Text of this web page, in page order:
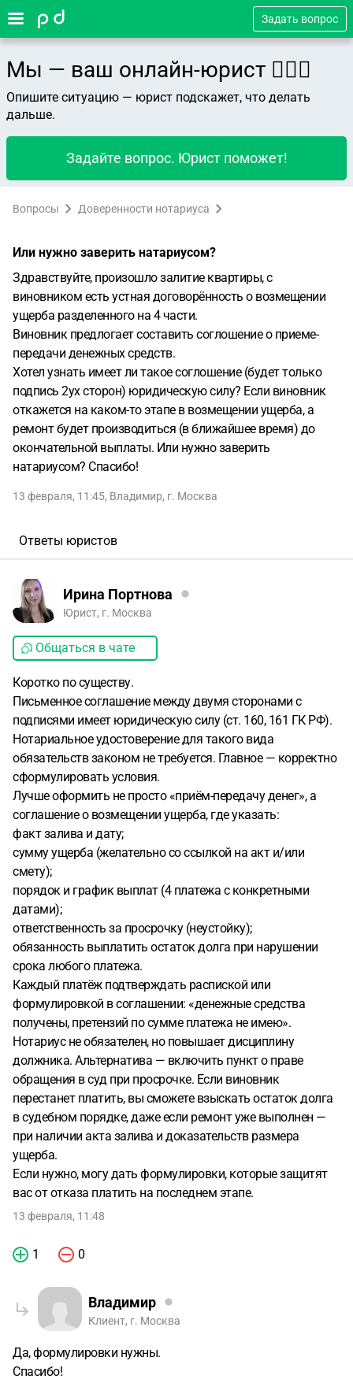
Задать вопрос
Мы — ваш онлайн-юрист 👨🏻‍⚖️
Опишите ситуацию — юрист подскажет, что делать
дальше.
Задайте вопрос. Юрист поможет!
Вопросы Доверенности нотариуса
Или нужно заверить натариусом?
Здравствуйте, произошло залитие квартиры, с
виновником есть устная договорённость о возмещении
ущерба разделенного на 4 части.
Виновник предлогает составить соглошение о приеме-
передачи денежных средств.
Хотел узнать имеет ли такое соглошение (будет только
подпись 2ух сторон) юридическую силу? Если виновник
откажется на каком-то этапе в возмещении ущерба, а
ремонт будет производиться (в ближайшее время) до
окончательной выплаты. Или нужно заверить
натариусом? Спасибо!
13 февраля, 11:45, Владимир, г. Москва
Ответы юристов
Ирина Портнова
Юрист, г. Москва
Общаться в чате
Коротко по существу.
Письменное соглашение между двумя сторонами с
подписями имеет юридическую силу (ст. 160, 161 ГК РФ).
Нотариальное удостоверение для такого вида
обязательств законом не требуется. Главное — корректно
сформулировать условия.
Лучше оформить не просто «приём-передачу денег», а
соглашение о возмещении ущерба, где указать:
факт залива и дату;
сумму ущерба (желательно со ссылкой на акт и/или
смету);
порядок и график выплат (4 платежа с конкретными
датами);
ответственность за просрочку (неустойку);
обязанность выплатить остаток долга при нарушении
срока любого платежа.
Каждый платёж подтверждать распиской или
формулировкой в соглашении: «денежные средства
получены, претензий по сумме платежа не имею».
Нотариус не обязателен, но повышает дисциплину
должника. Альтернатива — включить пункт о праве
обращения в суд при просрочке. Если виновник
перестанет платить, вы сможете взыскать остаток долга
в судебном порядке, даже если ремонт уже выполнен —
при наличии акта залива и доказательств размера
ущерба.
Если нужно, могу дать формулировки, которые защитят
вас от отказа платить на последнем этапе.
13 февраля, 11:48
1 0
Владимир
Клиент, г. Москва
Да, формулировки нужны.
Спасибо!